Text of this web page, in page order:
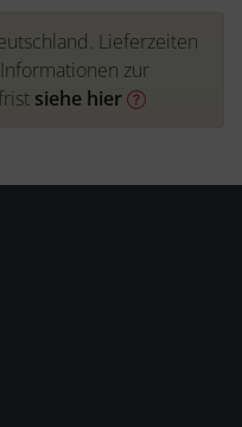
Lieferzeiten
zur
siehe hier